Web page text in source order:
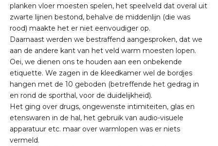
planken vloer moesten spelen, het speelveld dat overal uit
zwarte lijnen bestond, behalve de middenlijn (die was
rood) maakte het er niet eenvoudiger op.
Daarnaast werden we bestraffend aangesproken, dat we
aan de andere kant van het veld warm moesten lopen.
Oei, we dienen ons te houden aan een onbekende
etiquette. We zagen in de kleedkamer wel de bordjes
hangen met de 10 geboden (betreffende het gedrag in
en rond de sporthal, voor de duidelijkheid).
Het ging over drugs, ongewenste intimiteiten, glas en
etenswaren in de hal, het gebruik van audio-visuele
apparatuur etc. maar over warmlopen was er niets
vermeld.